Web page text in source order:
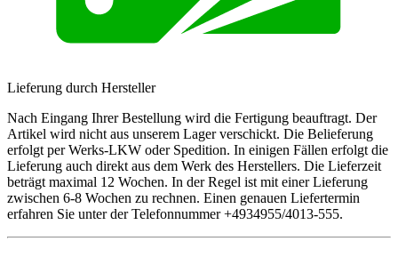
Lieferung durch Hersteller
Nach Eingang Ihrer Bestellung wird die Fertigung beauftragt. Der
Artikel wird nicht aus unserem Lager verschickt. Die Belieferung
erfolgt per Werks-LKW oder Spedition. In einigen Fällen erfolgt die
Lieferung auch direkt aus dem Werk des Herstellers. Die Lieferzeit
beträgt maximal 12 Wochen. In der Regel ist mit einer Lieferung
zwischen 6-8 Wochen zu rechnen. Einen genauen Liefertermin
erfahren Sie unter der Telefonnummer +4934955/4013-555.